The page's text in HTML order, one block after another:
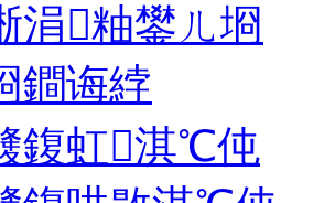
涓粙鐢ㄦ埛
鐧诲綍
鍑虹淇℃伅